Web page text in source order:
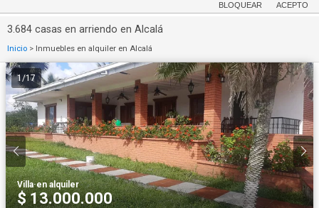
BLOQUEAR ACEPTO
3.684 casas en arriendo en Alcalá
Inicio > Inmuebles en alquiler en Alcalá
1/17
Villa·en alquiler
$ 13.000.000